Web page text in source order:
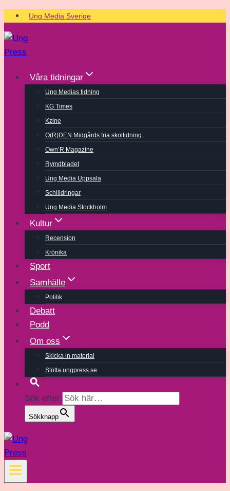
Skip
to
content
Ung Media Sverige
Våra tidningar
Ung Medias tidning
KG Times
Kzine
O(R)DEN Midgårds fria skoltidning
Own’R Magazine
Rymdbladet
Ung Media Uppsala
Schilldringar
Ung Media Stockholm
Kultur
Recension
Krönika
Sport
Samhälle
Politik
Debatt
Podd
Om oss
Skicka in material
Stötta ungpress.se
Sök efter:
Sökknapp